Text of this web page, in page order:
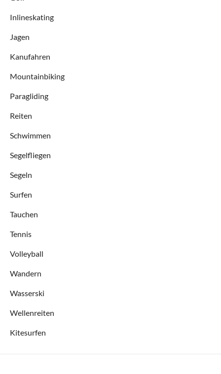
Inlineskating
Jagen
Kanufahren
Mountainbiking
Paragliding
Reiten
Schwimmen
Segelfliegen
Segeln
Surfen
Tauchen
Tennis
Volleyball
Wandern
Wasserski
Wellenreiten
Kitesurfen